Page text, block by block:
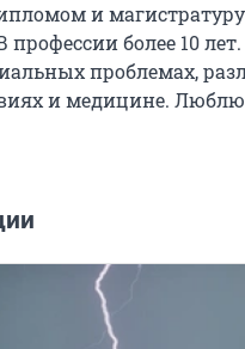
и
профессии более 10
проблемах,
и медицине. Люблю